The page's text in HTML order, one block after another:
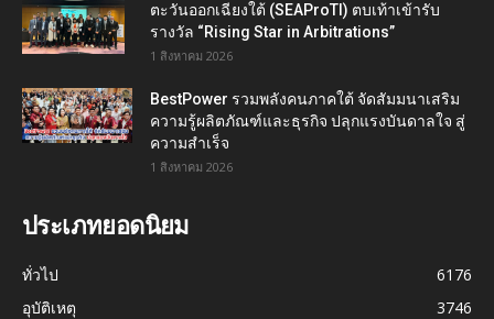
ตะวันออกเฉียงใต้ (SEAProTI) ตบเท้าเข้ารับ
รางวัล “Rising Star in Arbitrations”
1 สิงหาคม 2026
BestPower รวมพลังคนภาคใต้ จัดสัมมนาเสริม
ความรู้ผลิตภัณฑ์และธุรกิจ ปลุกแรงบันดาลใจ สู่
ความสำเร็จ
1 สิงหาคม 2026
ประเภทยอดนิยม
ทั่วไป
6176
อุบัติเหตุ
3746